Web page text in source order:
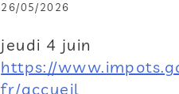
26/05/2026
jeudi 4 juin
https://
fr/accueil